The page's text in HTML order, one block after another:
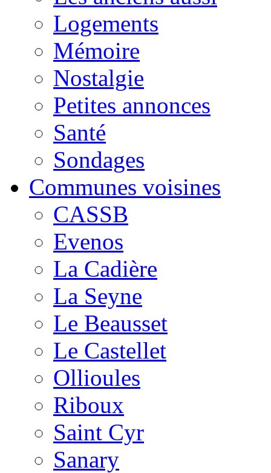
Logements
Mémoire
Nostalgie
Petites annonces
Santé
Sondages
Communes voisines
CASSB
Evenos
La Cadière
La Seyne
Le Beausset
Le Castellet
Ollioules
Riboux
Saint Cyr
Sanary